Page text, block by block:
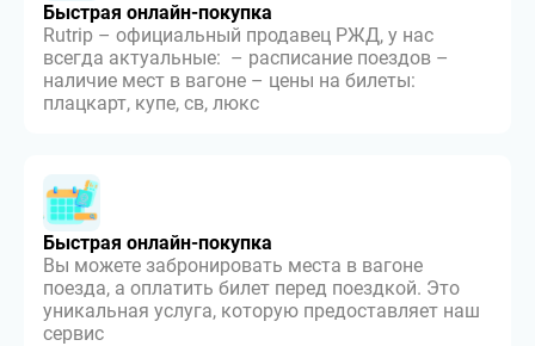
Быстрая онлайн-покупка
Rutrip – официальный продавец РЖД, у нас
всегда актуальные: – расписание поездов –
наличие мест в вагоне – цены на билеты:
плацкарт, купе, св, люкс
Быстрая онлайн-покупка
Вы можете забронировать места в вагоне
поезда, а оплатить билет перед поездкой. Это
уникальная услуга, которую предоставляет наш
сервис